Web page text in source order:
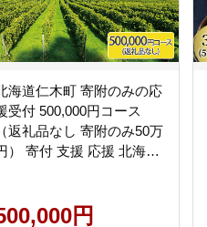
海道仁木町 寄附のみの応
受付 500,000円コース
（返礼品なし 寄附のみ50万
） 寄付 支援 応援 北海道
円